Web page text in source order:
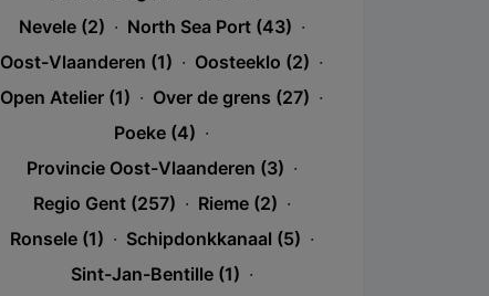
Nevele (2) · North Sea Port (43) ·
Oost-Vlaanderen (1) · Oosteeklo (2) ·
Open Atelier (1) · Over de grens (27) ·
Poeke (4) ·
Provincie Oost-Vlaanderen (3) ·
Regio Gent (257) · Rieme (2) ·
Ronsele (1) · Schipdonkkanaal (5) ·
Sint-Jan-Bentille (1) ·